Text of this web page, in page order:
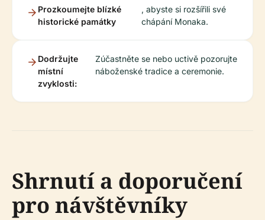
Prozkoumejte blízké
historické památky
, abyste si rozšířili své
chápání Monaka.
Dodržujte
místní
zvyklosti:
Zúčastněte se nebo uctivě pozorujte
náboženské tradice a ceremonie.
Shrnutí a doporučení
pro návštěvníky